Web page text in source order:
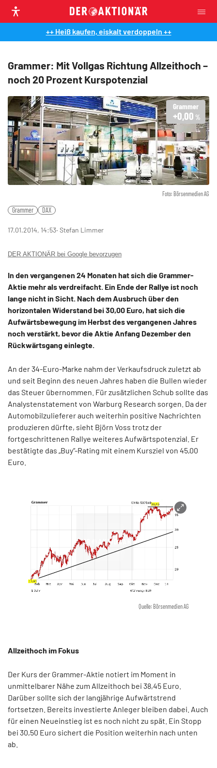
++ Heiß kaufen, eiskalt verdoppeln ++
Grammer: Mit Vollgas Richtung Allzeithoch –
noch 20 Prozent Kurspotenzial
Foto: Börsenmedien AG
Grammer
+0,00 %
Grammer DAX
17.01.2014, 14:53‧ Stefan Limmer
DER AKTIONÄR bei Google bevorzugen
In den vergangenen 24 Monaten hat sich die Grammer-
Aktie mehr als verdreifacht. Ein Ende der Rallye ist noch
lange nicht in Sicht. Nach dem Ausbruch über den
horizontalen Widerstand bei 30,00 Euro, hat sich die
Aufwärtsbewegung im Herbst des vergangenen Jahres
noch verstärkt, bevor die Aktie Anfang Dezember den
Rückwärtsgang einlegte.
An der 34-Euro-Marke nahm der Verkaufsdruck zuletzt ab
und seit Beginn des neuen Jahres haben die Bullen wieder
das Steuer übernommen. Für zusätzlichen Schub sollte das
Analystenstatement von Warburg Research sorgen. Da der
Automobilzulieferer auch weiterhin positive Nachrichten
produzieren dürfte, sieht Björn Voss trotz der
fortgeschrittenen Rallye weiteres Aufwärtspotenzial. Er
bestätigte das „Buy“-Rating mit einem Kursziel von 45,00
Euro.
Quelle: Börsenmedien AG
Allzeithoch im Fokus
Der Kurs der Grammer-Aktie notiert im Moment in
unmittelbarer Nähe zum Allzeithoch bei 38,45 Euro.
Darüber sollte sich der langjährige Aufwärtstrend
fortsetzen. Bereits investierte Anleger bleiben dabei. Auch
für einen Neueinstieg ist es noch nicht zu spät. Ein Stopp
bei 30,50 Euro sichert die Position weiterhin nach unten
ab.